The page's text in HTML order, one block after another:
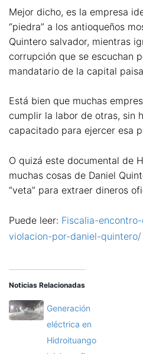
Mejor dicho, es la empresa
“piedra” a los antioqueños
Quintero salvador, mientras
corrupción que se escuchan
mandatario de la capital
Está bien que muchas
cumplir la labor de otras, sin
capacitado para ejercer esa
O quizá este documental de
muchas cosas de Daniel
“veta” para extraer dineros
Puede leer: Fiscalia-
violacion-por-daniel-quintero/
Noticias Relacionadas
Generación
eléctrica en
Hidroituango